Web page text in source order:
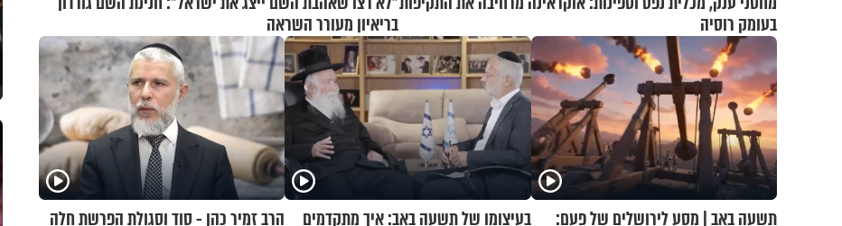
בעומק רוסיה
בריאיון מעורר השראה
תשעה באב | מסע לירושלים של פעם: בעיצומו של תשעה באב: איך מתקדמים הרב זמיר כהן - סוד וסגולת הפרשת חלה